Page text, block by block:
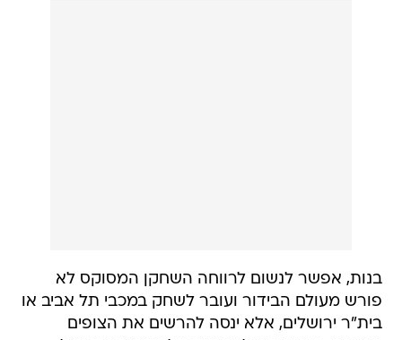
בנות, אפשר לנשום לרווחה השחקן המסוקס לא
פורש מעולם הבידור ועובר לשחק במכבי תל אביב או
בית"ר ירושלים, אלא ינסה להרשים את הצופים